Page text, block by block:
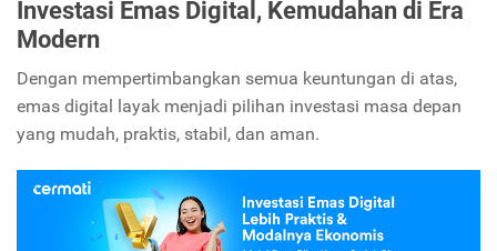
Investasi Emas Digital, Kemudahan di Era
Modern
Dengan mempertimbangkan semua keuntungan di atas,
emas digital layak menjadi pilihan investasi masa depan
yang mudah, praktis, stabil, dan aman.